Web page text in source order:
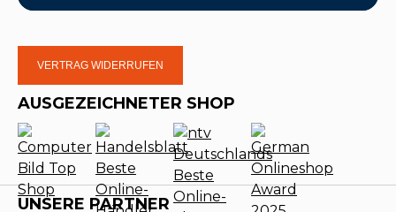
VERTRAG WIDERRUFEN
AUSGEZEICHNETER SHOP
UNSERE PARTNER